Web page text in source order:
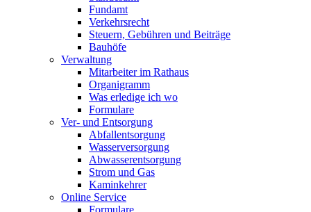
Fundamt
Verkehrsrecht
Steuern, Gebühren und Beiträge
Bauhöfe
Verwaltung
Mitarbeiter im Rathaus
Organigramm
Was erledige ich wo
Formulare
Ver- und Entsorgung
Abfallentsorgung
Wasserversorgung
Abwasserentsorgung
Strom und Gas
Kaminkehrer
Online Service
Formulare